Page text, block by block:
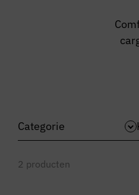
Categorie
2 producten